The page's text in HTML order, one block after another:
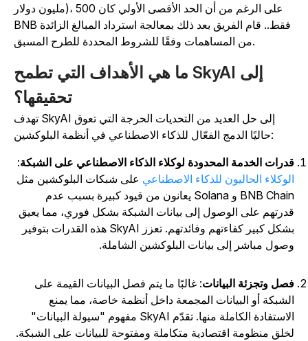
مليون دولار)، على الرغم من أن الحد الأقصى الأولي كان 500
BNB فقط.. قام الفريق بعد ذلك بمعالجة استرداد المبالغ الزائدة
ما هي الأهداف التي تطمح SkyAI إلى
تحقيقها؟
تهدف SkyAI إلى حل العديد من التحديات الحرجة التي تعوق
الخدمة المحدودة لوكلاء الذكاء الاصطناعي على الشبكة:
الحاليون للذكاء الاصطناعيعلى شبكات البلوكشين مثل
BNB Chain و Solana يعانون من قيود كبيرة بسبب عدم
على الوصول إلى بيانات الشبكة بشكل فوري، مما يعيق
بشكل كبير كفاءتهم وفائدتهم. تعزز SkyAI هذه القدرات بتوفير
مباشر إلى بيانات البلوكشين الشاملة.
وتجزئة البيانات: غالبًا ما يتم فصل البيانات القيمة على
أو البيانات المجمعة داخل أنظمة خاصة، مما يمنع
الاستفادة الكاملة منها. تقدّم SkyAI مفهوم "سيولة البيانات"
منظومة اقتصادية متكاملة ومفتوحة للبيانات على الشبكة.